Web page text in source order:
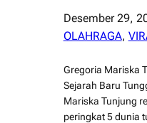
Desember 29,
OLAHRAGA,
Gregoria Mariska
Sejarah Baru
Mariska Tunjung
peringkat 5 dunia